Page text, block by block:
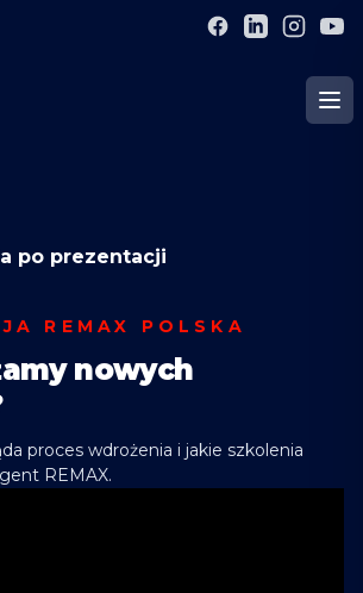
po prezentacji
REMAX POLSKA
nowych
proces wdrożenia i jakie szkolenia
REMAX.